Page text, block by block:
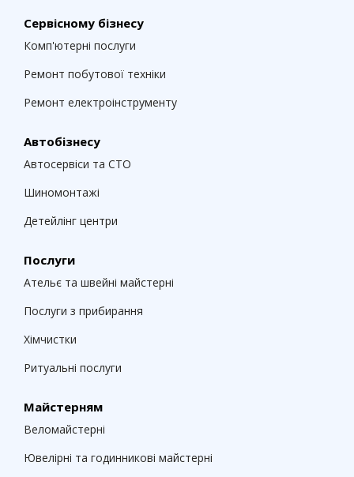
Сервісному бізнесу
Комп'ютерні послуги
Ремонт побутової техніки
Ремонт електроінструменту
Автобізнесу
Автосервіси та СТО
Шиномонтажі
Детейлінг центри
Послуги
Ательє та швейні майстерні
Послуги з прибирання
Хімчистки
Ритуальні послуги
Майстерням
Веломайстерні
Ювелірні та годинникові майстерні